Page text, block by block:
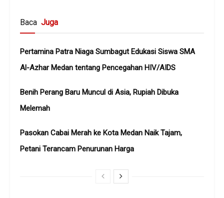
Baca Juga
Pertamina Patra Niaga Sumbagut Edukasi Siswa SMA
Al-Azhar Medan tentang Pencegahan HIV/AIDS
Benih Perang Baru Muncul di Asia, Rupiah Dibuka
Melemah
Pasokan Cabai Merah ke Kota Medan Naik Tajam,
Petani Terancam Penurunan Harga